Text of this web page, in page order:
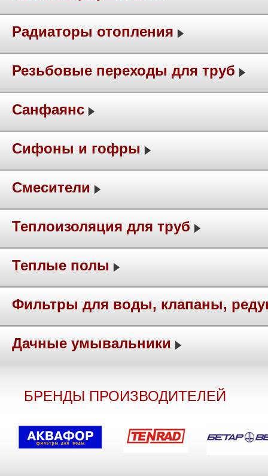
Радиаторы отопления
Резьбовые переходы для труб
Санфаянс
Сифоны и гофры
Смесители
Теплоизоляция для труб
Теплые полы
Фильтры для воды, клапаны,
Дачные умывальники
БРЕНДЫ ПРОИЗВОДИТЕЛЕЙ